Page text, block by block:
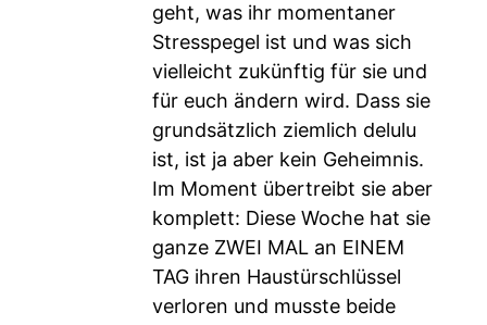
geht, was ihr momentaner
Stresspegel ist und was sich
vielleicht zukünftig für sie und
für euch ändern wird. Dass sie
grundsätzlich ziemlich delulu
ist, ist ja aber kein Geheimnis.
Im Moment übertreibt sie aber
komplett: Diese Woche hat sie
ganze ZWEI MAL an EINEM
TAG ihren Haustürschlüssel
verloren und musste beide